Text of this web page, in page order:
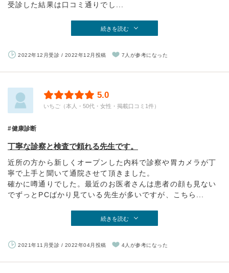
受診した結果は口コミ通りでし...
続きを読む
2022年12月受診 / 2022年12月投稿 7人が参考になった
5.0
いちご（本人・50代・女性・掲載口コミ1件）
健康診断
丁寧な診察と検査で頼れる先生です。
近所の方から新しくオープンした内科で診察や胃カメラが丁
寧で上手と聞いて通院させて頂きました。
確かに噂通りでした。最近のお医者さんは患者の顔も見ない
でずっとPCばかり見ている先生が多いですが、こちら...
続きを読む
2021年11月受診 / 2022年04月投稿 4人が参考になった